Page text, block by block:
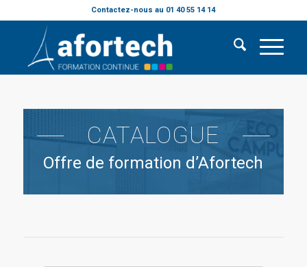
Contactez-nous au 01 40 55 14 14
CATALOGUE
Offre de formation d’Afortech